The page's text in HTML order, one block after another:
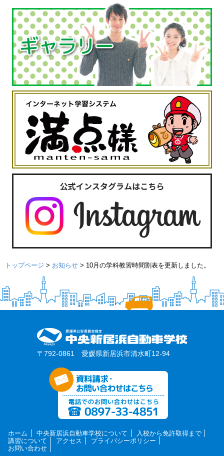
トップページ > お知らせ > 10月の学科教習時間割表を更新しました。
〒792-0861 愛媛県新居浜市清水町12-94
ホーム 中央新居浜自動車学校について
入校から免許取得まで
講習について
アクセス
プライバシーポリシー
お問い合わせ